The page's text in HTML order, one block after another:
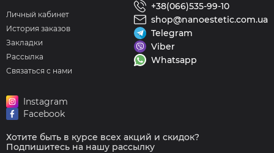
Личный кабинет
История заказов
Закладки
Рассылка
Связаться с нами
Хотите быть в курсе всех акций и скидок?
Подпишитесь на нашу рассылку
+38(066)535-99-10
shop@nanoestetic.com.ua
Telegram
Viber
Whatsapp
Instagram
Facebook